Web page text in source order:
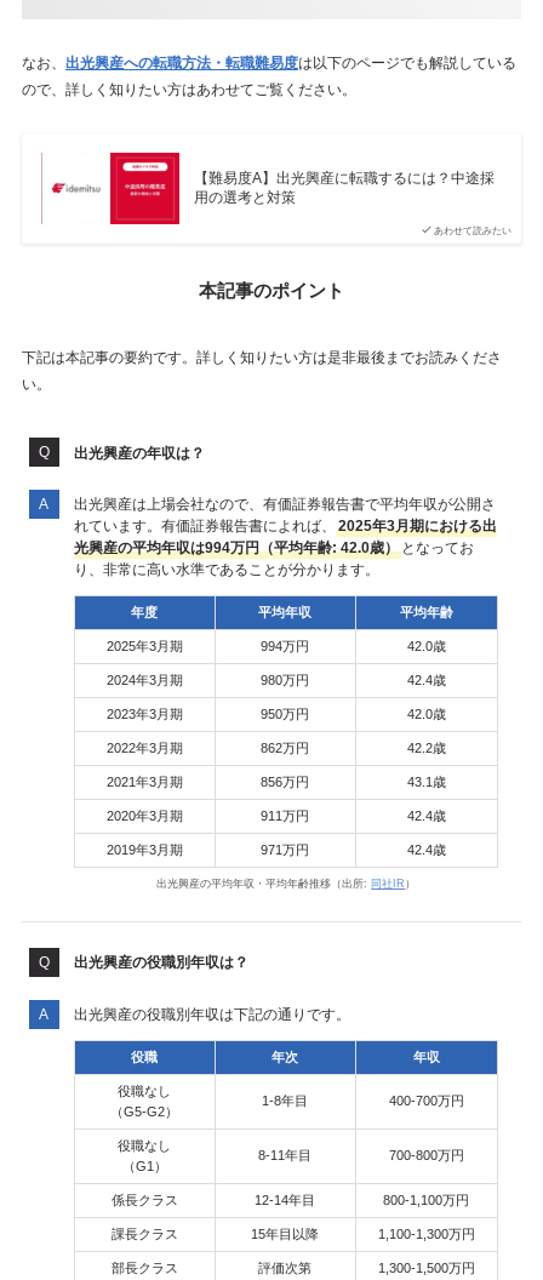
なお、 出光興産への転職方法・転職難易度は以下のページでも解説している
ので、詳しく知りたい方はあわせてご覧ください。
あわせて読みたい
【難易度A】出光興産に転職するには？中途採
用の選考と対策
本記事のポイント
下記は本記事の要約です。詳しく知りたい方は是非最後までお読みくださ
い。
出光興産の年収は？
出光興産は上場会社なので、有価証券報告書で平均年収が公開さ
れています。有価証券報告書によれば、
2025年3月期における出
光興産の平均年収は994万円（平均年齢: 42.0歳）となってお
り、非常に高い水準であることが分かります。
年度 平均年収 平均年齢
2025年3月期 994万円 42.0歳
2024年3月期 980万円 42.4歳
2023年3月期 950万円 42.0歳
2022年3月期 862万円 42.2歳
2021年3月期 856万円 43.1歳
2020年3月期 911万円 42.4歳
2019年3月期 971万円 42.4歳
出光興産の平均年収・平均年齢推移（出所: 同社IR ）
出光興産の役職別年収は？
出光興産の役職別年収は下記の通りです。
役職 年次 年収
役職なし
（G5-G2）
1-8年目 400-700万円
役職なし
（G1）
8-11年目 700-800万円
係長クラス 12-14年目 800-1,100万円
課長クラス 15年目以降 1,100-1,300万円
部長クラス 評価次第 1,300-1,500万円